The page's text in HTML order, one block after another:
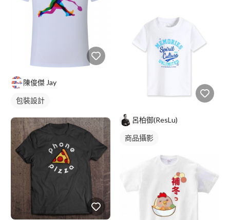
陳俊傑 Jay
包裝設計
呂柏御(ResLu)
商品攝影